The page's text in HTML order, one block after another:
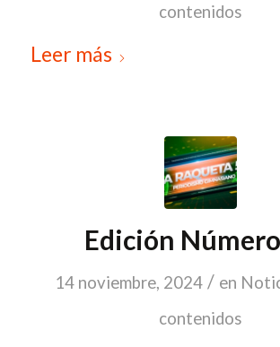
contenidos
Leer más
Edición
14 noviembre, 2024 / en
contenidos